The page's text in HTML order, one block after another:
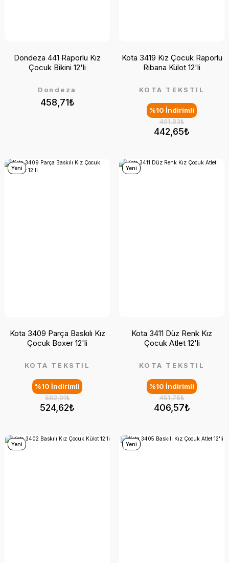
458,71₺
Dondeza
Dondeza 441 Raporlu Kız
Çocuk Bikini 12'li
442,65₺
491,83₺
%10 İndirimli
KOTA TEKSTİL
Kota 3419 Kız Çocuk Raporlu
Ribana Külot 12'li
Yeni
524,62₺
582,91₺
%10 İndirimli
KOTA TEKSTİL
Kota 3409 Parça Baskılı Kız
Çocuk Boxer 12'li
Yeni
406,57₺
451,75₺
%10 İndirimli
KOTA TEKSTİL
Kota 3411 Düz Renk Kız
Çocuk Atlet 12'li
Yeni Yeni